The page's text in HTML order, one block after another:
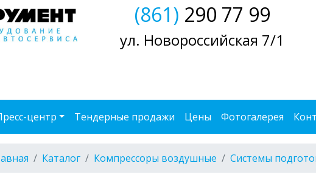
(861) 290 77 99
ул. Новороссийская 7/1
центр Тендерные продажи Цены Фотогалерея
Каталог Компрессоры воздушные Системы